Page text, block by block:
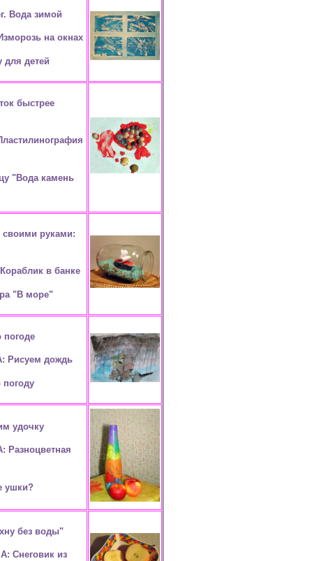
Вода зимой
на окнах
для детей
быстрее
"Вода камень
руками:
в банке
"В море"
Рисуем дождь
погоду
удочку
Разноцветная
ушки?
без воды"
Снеговик из